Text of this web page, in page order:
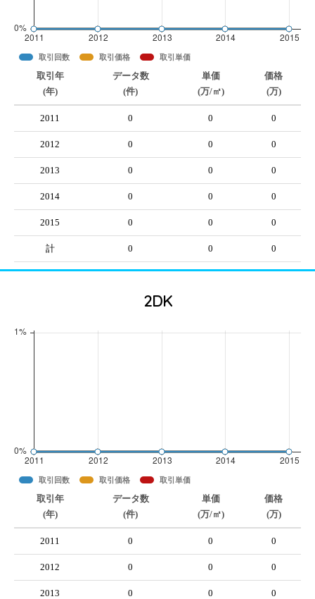
取引回数 取引価格 取引単価
取引年
(年)
データ数
(件)
単価
(万/㎡)
価格
(万)
2011 0 0 0
2012 0 0 0
2013 0 0 0
2014 0 0 0
2015 0 0 0
計 0 0 0
2DK
取引回数 取引価格 取引単価
取引年
(年)
データ数
(件)
単価
(万/㎡)
価格
(万)
2011 0 0 0
2012 0 0 0
2013 0 0 0